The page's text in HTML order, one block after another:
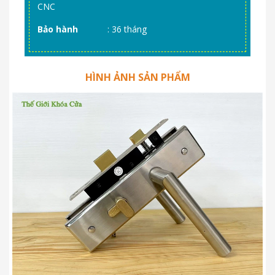
CNC
Bảo hành: 36 tháng
HÌNH ẢNH SẢN PHẨM